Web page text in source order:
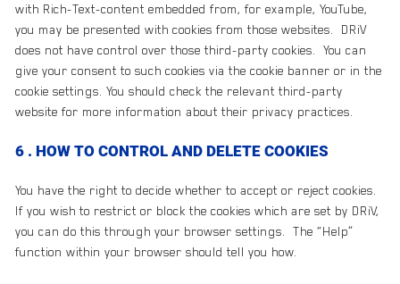
with Rich-Text-content embedded from, for example, YouTube,
you may be presented with cookies from those websites. DRiV
does not have control over those third-party cookies. You can
give your consent to such cookies via the cookie banner or in the
cookie settings. You should check the relevant third-party
website for more information about their privacy practices.
6 . HOW TO CONTROL AND DELETE COOKIES
You have the right to decide whether to accept or reject cookies.
If you wish to restrict or block the cookies which are set by DRiV,
you can do this through your browser settings. The “Help”
function within your browser should tell you how.